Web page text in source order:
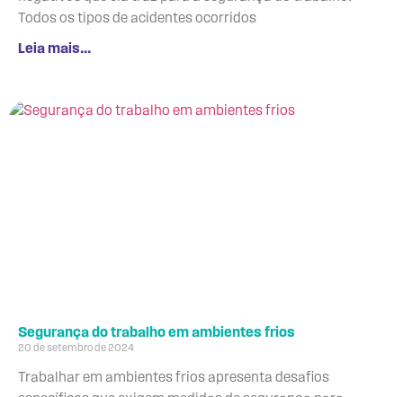
Todos os tipos de acidentes ocorridos
Leia mais...
Segurança do trabalho em ambientes frios
20 de setembro de 2024
Trabalhar em ambientes frios apresenta desafios